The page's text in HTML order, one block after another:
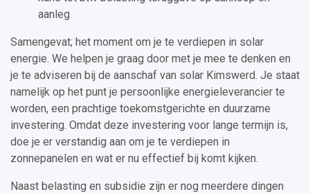
aanleg
Samengevat; het moment om je te verdiepen in solar
energie. We helpen je graag door met je mee te denken en
je te adviseren bij de aanschaf van solar Kimswerd. Je staat
namelijk op het punt je persoonlijke energieleverancier te
worden, een prachtige toekomstgerichte en duurzame
investering. Omdat deze investering voor lange termijn is,
doe je er verstandig aan om je te verdiepen in
zonnepanelen en wat er nu effectief bij komt kijken.
Naast belasting en subsidie zijn er nog meerdere dingen